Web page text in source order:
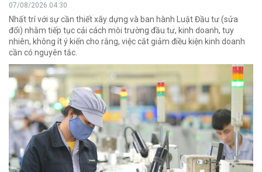
07/08/2026 04:30
Nhất trí với sự cần thiết xây dựng và ban hành Luật Đầu tư (sửa
đổi) nhằm tiếp tục cải cách môi trường đầu tư, kinh doanh, tuy
nhiên, không ít ý kiến cho rằng, việc cắt giảm điều kiện kinh doanh
cần có nguyên tắc.